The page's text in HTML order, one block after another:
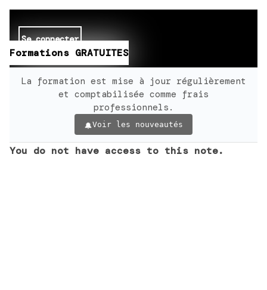
Se connecter
Formations GRATUITES
La formation est mise à jour régulièrement
et comptabilisée comme frais
professionnels.
Voir les nouveautés
You do not have access to this note.